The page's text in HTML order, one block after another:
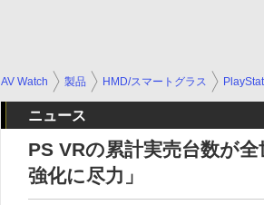
AV Watch 製品 HMD/スマートグラス
ニュース
PS VRの累計実売台数が
強化に尽力」